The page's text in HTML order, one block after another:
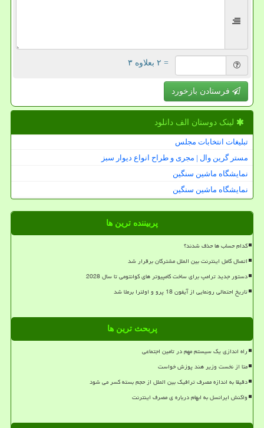
= ۲ بعلاوه ۳
فرستادن بازخورد
لینک دوستان الف دانلود
تبلیغات انتخابات مجلس
مستر گرین وال | مجری و طراح انواع دیوار سبز
نمایشگاه ماشین سنگین
نمایشگاه ماشین سنگین
پربیننده ترین ها
کدام حساب ها حذف شدند؟
اتصال کامل اینترنت بین الملل مشترکان برقرار شد
دستور جدید ترامپ برای ساخت کامپیوتر های کوانتومی تا سال 2028
تاریخ احتمالی رونمایی از آیفون 18 پرو و اولترا برملا شد
پربحث ترین ها
راه اندازی یک سیستم مهم در تامین اجتماعی
متا از نخست وزیر هند پوزش خواست
دقیقا به اندازه مصرف ترافیک بین الملل از حجم بسته کسر می شود
واکنش ایرانسل به ابهام درباره ی مصرف اینترنت